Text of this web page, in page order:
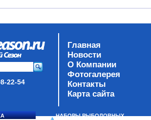
22-54
Главная
Новости
О Компании
Фотогалерея
Контакты
Карта сайта
НАБОРЫ РЫБОЛОВНЫХ